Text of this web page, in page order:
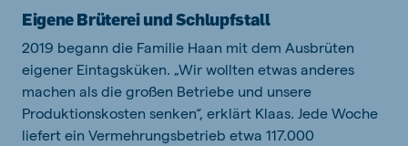
Eigene Brüterei und Schlupfstall
2019 begann die Familie Haan mit dem Ausbrüten
eigener Eintagsküken. „Wir wollten etwas anderes
machen als die großen Betriebe und unsere
Produktionskosten senken“, erklärt Klaas. Jede Woche
liefert ein Vermehrungsbetrieb etwa 117.000